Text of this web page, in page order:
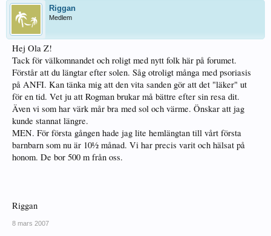
Riggan
Medlem
Hej Ola Z!
Tack för välkomnandet och roligt med nytt folk här på forumet.
Förstår att du längtar efter solen. Såg otroligt många med psoriasis
på ANFI. Kan tänka mig att den vita sanden gör att det "läker" ut
för en tid. Vet ju att Rogman brukar må bättre efter sin resa dit.
Även vi som har värk mår bra med sol och värme. Önskar att jag
kunde stannat längre.
MEN. För första gången hade jag lite hemlängtan till vårt första
barnbarn som nu är 10½ månad. Vi har precis varit och hälsat på
honom. De bor 500 m från oss.
Riggan
8 mars 2007